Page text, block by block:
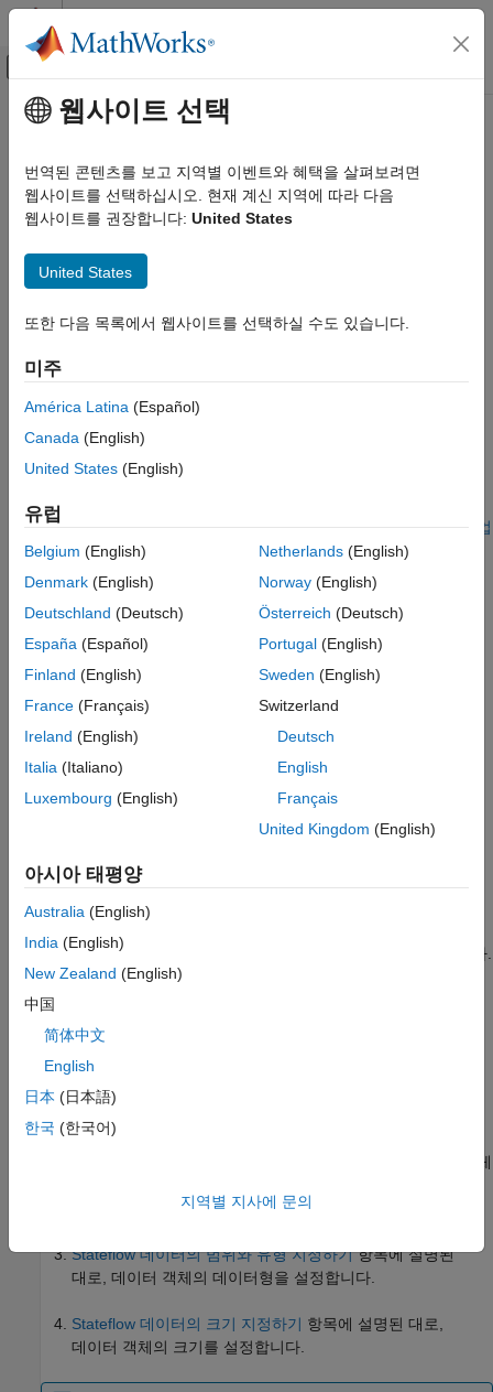
콘텐츠로 바로 가기
오프캔버스 탐색 메뉴 토글
문서 홈
Stateflow
Simulink에서의 시뮬레이션
입력 및 출력 데이터
Stateflow
데이터 사양
Simulink 및 MATLAB 작업 공간과 데이터
입력 데이터와 출력 데이터를 Simulink와
공유하기
MATLAB 기본 작업 공간의 데이터 초기화하기
데이터를 MATLAB 기본 작업 공간에 저장하기
참고 항목
주요 콘텐츠
이 번역 페이지는 최신 내용을 담고 있지 않습니다. 최신 내용을
Simulink 및 MATLAB 작업 공간과
데이터 공유하기
®
및 객체와 상호 작용합니다.
MATLAB ®기본 작업 공간에서 초기 데이터 값 가져오기.
또한 차트는 Simulink 파라미터, 데이터 저장소, 데이터 사전에
액세스할 수도 있습니다. 자세한 내용은Simulink 및 MATLAB 작업
공간과 파라미터 공유하기
항목과차트에서 데이터 저장소
메모리에 액세스하기
항목을 참조하십시오.
입력 데이터와 출력 데이터를 Simulink와 공유하기
데이터는 입력 포트를 통해 Simulink에서 Stateflow 차트로
흐릅니다. 데이터는 출력 포트를 통해 Stateflow 차트에서
Simulink로 흐릅니다.
입력 데이터와 출력 데이터를 차트에 정의하려면 다음을
수행하십시오.
데이터 객체의범위속성을 설정합니다.
설정합니다. 입력 포트는 차트 블록의 왼쪽에 표시됩니다.
표시됩니다.
기본적으로
수정하여 변경할 수 있습니다. 입력 데이터 객체 또는 출력
속성을 변경하면 나머지 입력 데이터 객체
Stateflow 데이터의 범위와 유형 지정하기항목에 설명된
대로, 데이터 객체의 데이터형을 설정합니다.
Stateflow 데이터의 크기 지정하기 항목에 설명된 대로,
데이터 객체의 크기를 설정합니다.
웹사이트 선택
번역된 콘텐츠를 보고 지역별 이벤트와 혜택을 살펴보려면
웹사이트를 선택하십시오. 현재 계신 지역에 따라 다음
웹사이트를 권장합니다: United States
United States
또한 다음 목록에서 웹사이트를 선택하실 수도 있습니다.
미주
América Latina (Español)
Canada (English)
United States (English)
유럽
Belgium (English)
Denmark (English)
Deutschland (Deutsch)
España (Español)
Finland (English)
France (Français)
Ireland (English)
Italia (Italiano)
Luxembourg (English)
Netherlands(English)
Norway(English)
Österreich (Deutsch)
Portugal(English)
Sweden (English)
Switzerland
Deutsch
English
Français
United Kingdom (English)
아시아 태평양
Australia (English)
India (English)
New Zealand (English)
中国
简体中文
English
日本 (日本語)
한국 (한국어)
지역별 지사에 문의